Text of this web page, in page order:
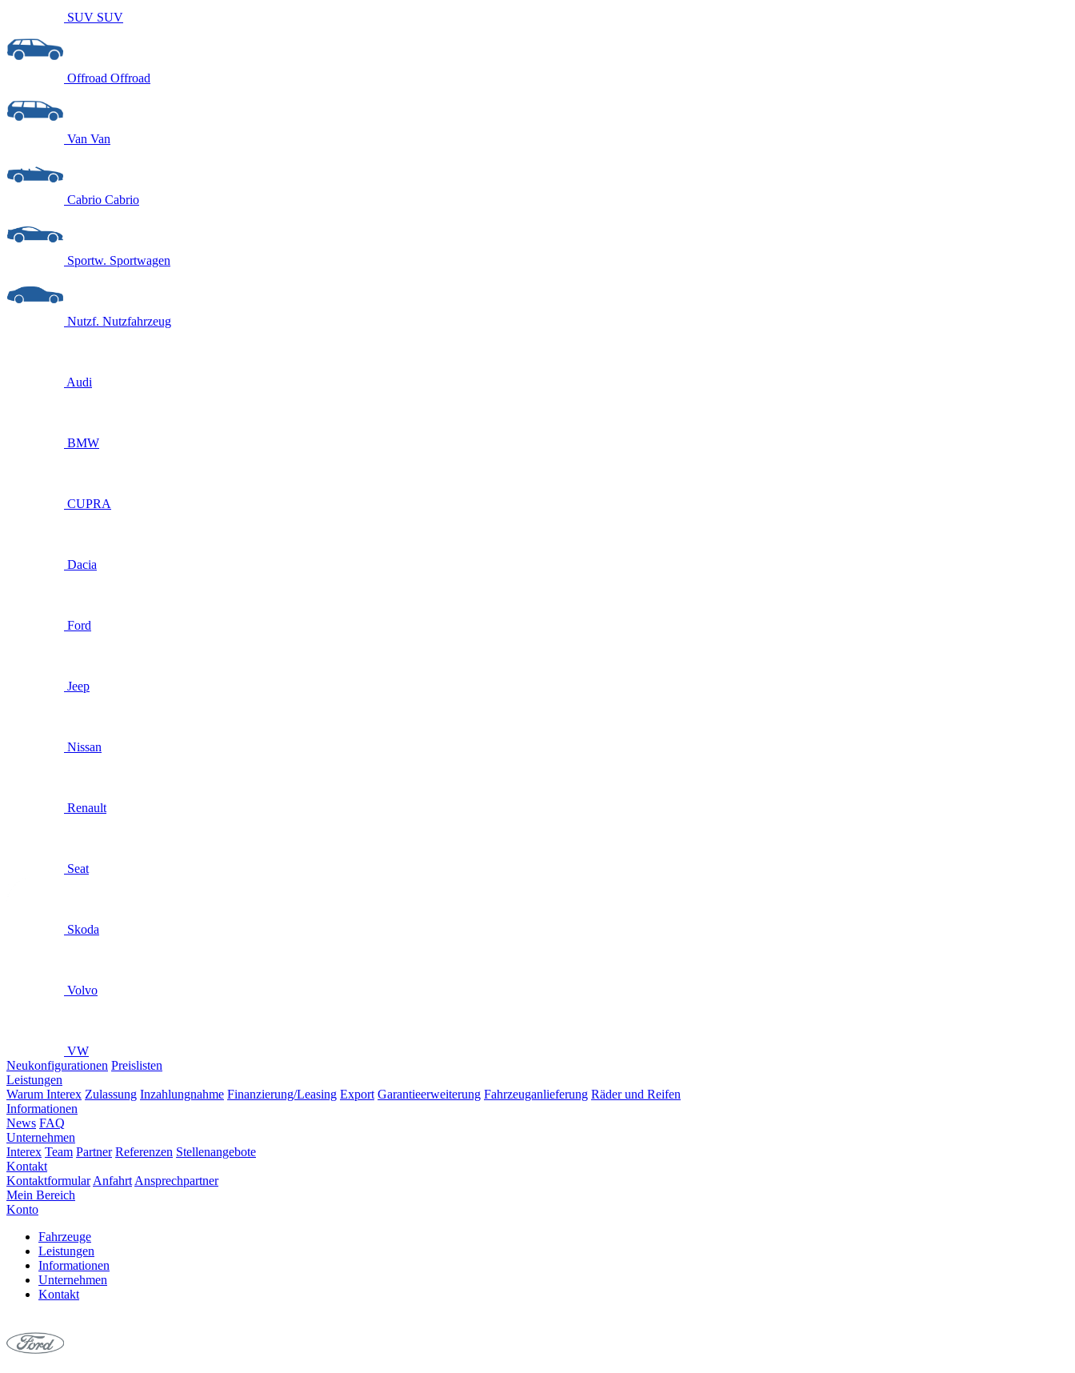
SUV SUV
Offroad Offroad
Van Van
Cabrio Cabrio
Sportw. Sportwagen
Nutzf. Nutzfahrzeug
Audi
BMW
CUPRA
Dacia
Ford
Jeep
Nissan
Renault
Seat
Skoda
Volvo
VW
Neukonfigurationen Preislisten
Leistungen
Warum Interex Zulassung Inzahlungnahme Finanzierung/Leasing Export Garantieerweiterung Fahrzeuganlieferung Räder und Reifen
Informationen
News FAQ
Unternehmen
Interex Team Partner Referenzen Stellenangebote
Kontakt
Kontaktformular Anfahrt Ansprechpartner
Mein Bereich
Konto
Fahrzeuge
Leistungen
Informationen
Unternehmen
Kontakt